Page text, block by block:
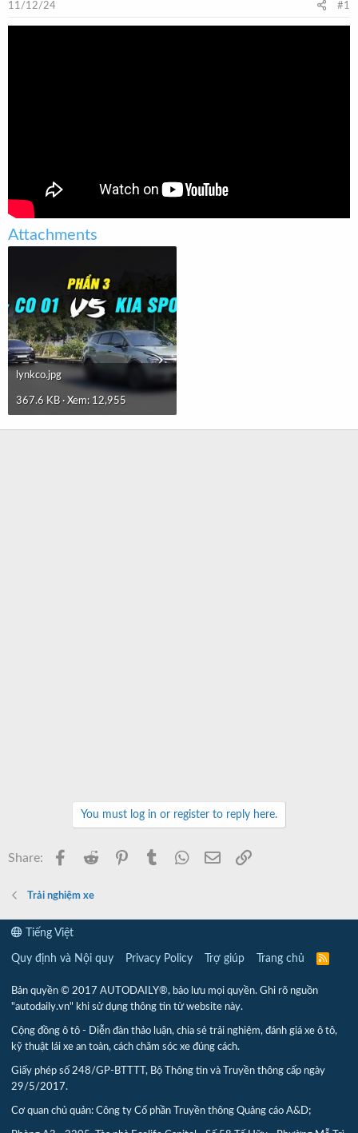
t
a
ầ
11/12/24 #1
Attachments
lynkco.jpg
367.6 KB · Xem: 12,955
You must log in or register to reply here.
Share: Facebook
Reddit PinterestTumblr WhatsApp
Email
Trải nghiệm xe
Tiếng Việt
Quy định và Nội quy Privacy Policy Trợ giúp Trang chủ
R
Bản quyền © 2017 AUTODAILY®, bảo lưu mọi quyền. Ghi rõ nguồn
"autodaily.vn" khi sử dụng thông tin từ website này.
Cộng đồng ô tô - Diễn đàn thảo luận, chia sẻ trải nghiệm, đánh giá xe ô tô,
kỹ thuật lái xe an toàn, cách chăm sóc xe đúng cách.
Giấy phép số 248/GP-BTTTT, Bộ Thông tin và Truyền thông cấp ngày
29/5/2017.
Cơ quan chủ quản: Công ty Cổ phần Truyền thông Quảng cáo A&D;